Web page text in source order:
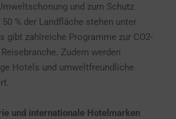
und zum Schutz
% der Landfläche stehen unter
gibt zahlreiche Programme zur CO2-
Zudem werden
Hotels und umweltfreundliche
und internationale Hotelmarken